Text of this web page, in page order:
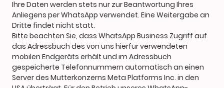
Ihre Daten werden stets nur zur Beantwortung Ihres
Anliegens per WhatsApp verwendet. Eine Weitergabe an
Dritte findet nicht statt.
Bitte beachten Sie, dass WhatsApp Business Zugriff auf
das Adressbuch des von uns hierfür verwendeten
mobilen Endgeräts erhält und im Adressbuch
gespeicherte Telefonnummern automatisch an einen
Server des Mutterkonzerns Meta Platforms Inc. in den